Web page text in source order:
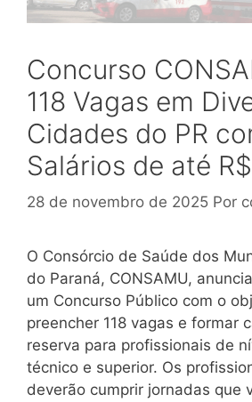
Concurso
118 Vagas em
Cidades do PR
Salários de até
28 de novembro de 2025 Por
O Consórcio de Saúde dos
do Paraná, CONSAMU,
um Concurso Público com o
preencher 118 vagas e formar
reserva para profissionais de
técnico e superior. Os
deverão cumprir jornadas que